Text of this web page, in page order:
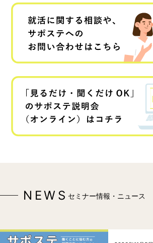
NEWS セミナー情報・ニュース